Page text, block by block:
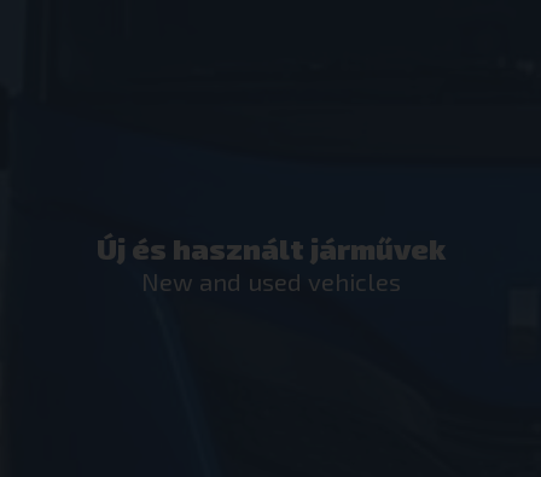
Új és használt járművek
New and used vehicles